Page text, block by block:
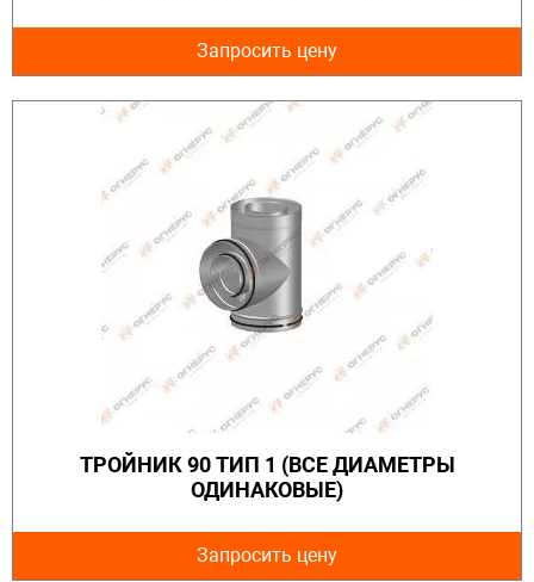
Запросить цену
ТРОЙНИК 90 ТИП 1 (ВСЕ ДИАМЕТРЫ
ОДИНАКОВЫЕ)
Запросить цену